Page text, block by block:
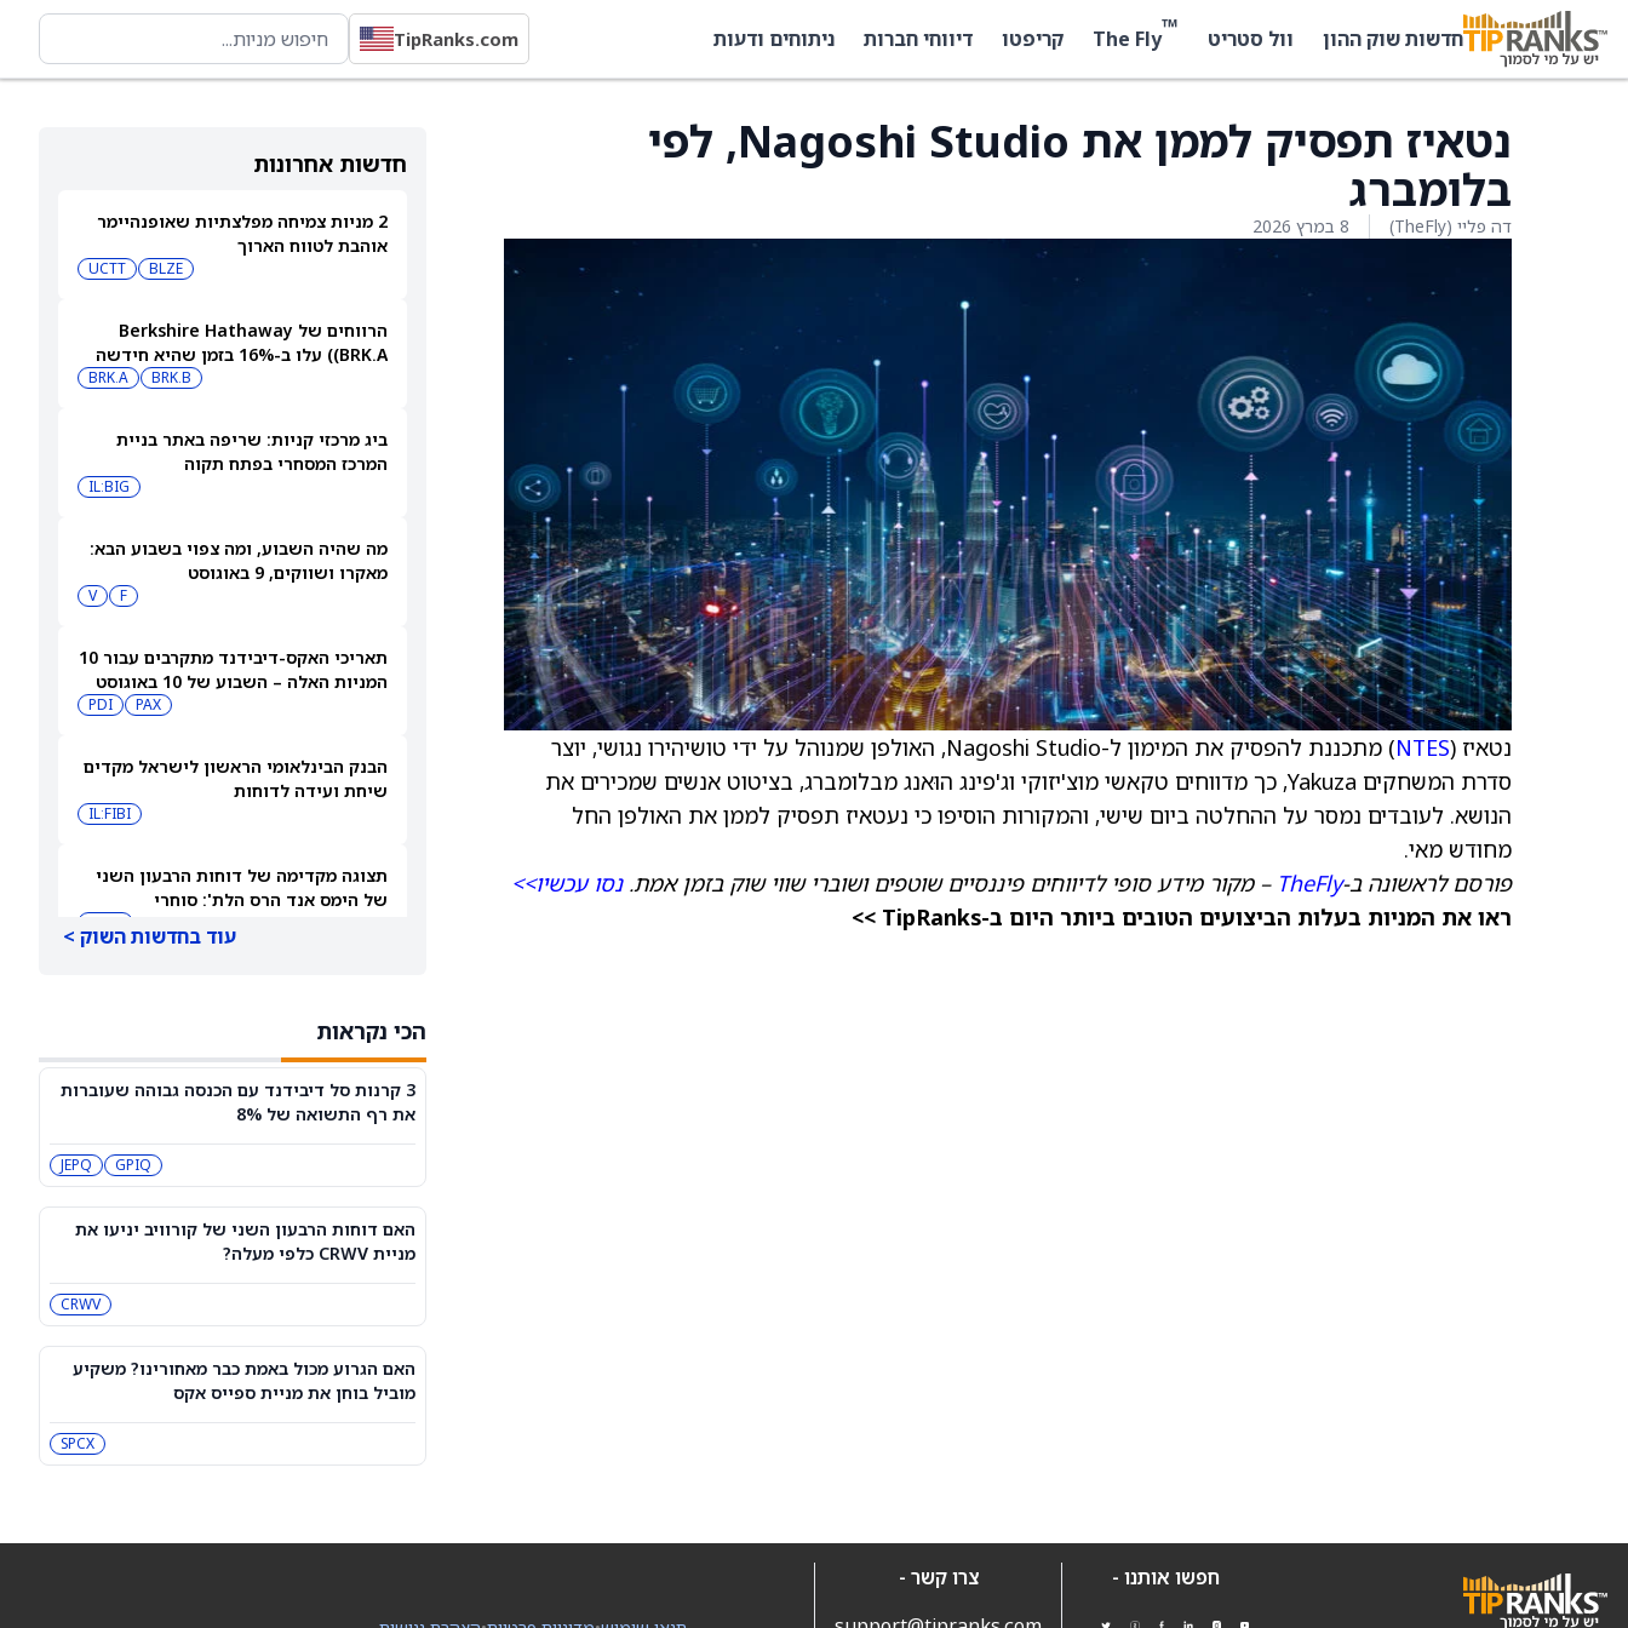
חדשות שוק ההון וול סטריט ™
The Fly קריפטו דיווחי חברות ניתוחים ודעות TipRanks.com
חדשות אחרונות
2 מניות צמיחה מפלצתיות שאופנהיימר
אוהבת לטווח הארוך
BLZE
UCTT
הרווחים של Berkshire Hathaway
(BRK.A) עלו ב-16% בזמן שהיא חידשה
רכישות עצמיות בהיקף של 4.5 מיליארדBRK.B
BRK.A
ביג מרכזי קניות: שריפה באתר בניית
המרכז המסחרי בפתח תקוה
IL:BIG
מה שהיה השבוע, ומה צפוי בשבוע הבא:
מאקרו ושווקים, 9 באוגוסט
F
V
תאריכי האקס-דיבידנד מתקרבים עבור 10
המניות האלה – השבוע של 10 באוגוסט
PAX
PDI
הבנק הבינלאומי הראשון לישראל מקדים
שיחת ועידה לדוחות
IL:FIBI
תצוגה מקדימה של דוחות הרבעון השני
של הימס אנד הרס הלת': סוחרי
האופציות נערכים לתנועה של 14.5%
באוגוסט
3 קרנות סל דיבידנד עם הכנסה גבוהה
שעוברות את רף התשואה של 8%
GPIQ
JEPQ
האם דוחות הרבעון השני של קורוויב
יניעו את מניית CRWV כלפי מעלה?
האם הגרוע מכול באמת כבר מאחורינו?
מיקרון או SK hynix: מניית שבבי AI אחת
MU
SKHY
עוד בחדשות השוק >
הכי נקראות
3 קרנות סל דיבידנד עם הכנסה גבוהה שעוברות
את רף התשואה של 8%
GPIQ
JEPQ
האם דוחות הרבעון השני של קורוויב יניעו את
מניית CRWV כלפי מעלה?
CRWV
האם הגרוע מכול באמת כבר מאחורינו? משקיע
מוביל בוחן את מניית ספייס אקס
SPCX
נטאיז תפסיק לממן את Nagoshi Studio, לפי
בלומברג
דה פליי (TheFly) 8 במרץ 2026
נטאיז (NTES
) מתכננת להפסיק את המימון ל-Nagoshi Studio, האולפן שמנוהל על ידי טושיהירו נגושי, יוצר
סדרת המשחקים Yakuza, כך מדווחים טקאשי מוצ'יזוקי וג'פינג הוּאנג מבלומברג, בציטוט אנשים שמכירים את
הנושא. לעובדים נמסר על ההחלטה ביום שישי, והמקורות הוסיפו כי נעטאיז תפסיק לממן את האולפן החל
מחודש מאי.
פורסם לראשונה ב-TheFly – מקור מידע סופי לדיווחים פיננסיים שוטפים ושוברי שווי שוק בזמן אמת.נסו עכשיו>>
ראו את המניות בעלות הביצועים הטובים ביותר היום ב-TipRanks >>
חפשו אותנו -
צרו קשר -